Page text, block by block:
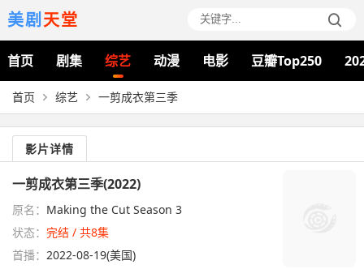
美剧天堂
首页 剧集 综艺 动漫 电影 豆瓣Top250
首页 综艺 一剪成衣第三季
影片详情
一剪成衣第三季(2022)
原名： Making the Cut Season 3
状态： 完结 / 共8集
首播： 2022-08-19(美国)